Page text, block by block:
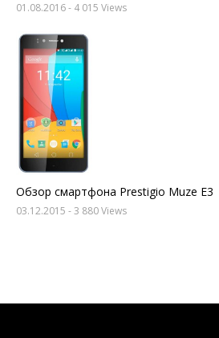
01.08.2016- 4 015 Views
Обзор смартфона Prestigio Muze E3
03.12.2015 - 3 880 Views